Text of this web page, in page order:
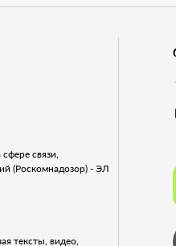
связи,
(Роскомнадозор) - ЭЛ
тексты, видео,